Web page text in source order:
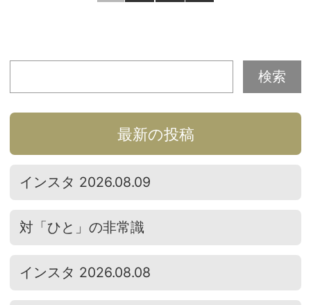
最新の投稿
インスタ 2026.08.09
対「ひと」の非常識
インスタ 2026.08.08